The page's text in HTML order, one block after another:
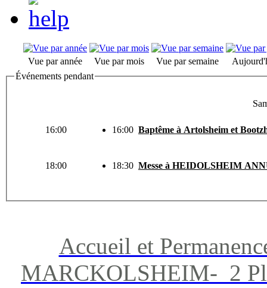
Vue par année Vue par mois Vue par semaine
Événements pendant
16:00 16:00 Baptême à Artolsheim et
18:00 18:30 Messe à HEIDOLSHEIM
Accueil et
MARCKOLSHEIM- 2